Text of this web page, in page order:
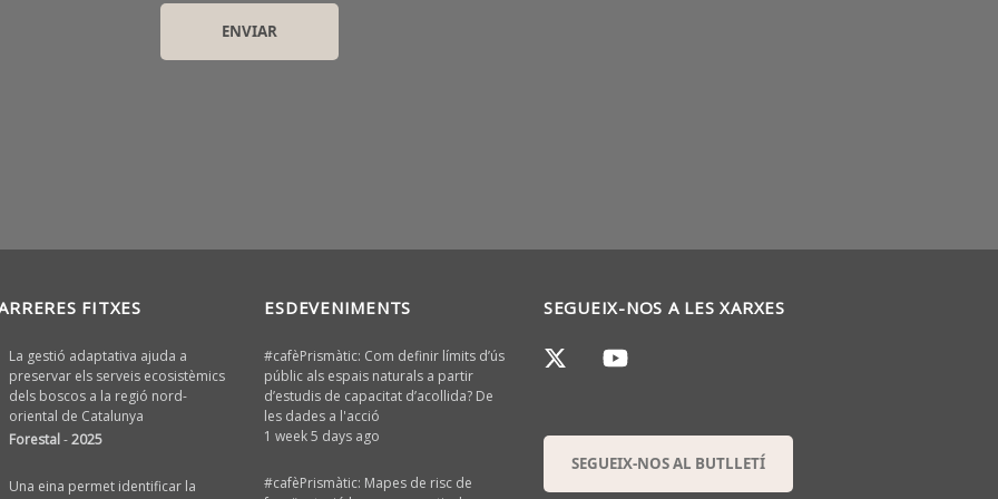
FITXES
La gestió adaptativa ajuda a
preservar els serveis ecosistèmics
dels boscos a la regió nord-
oriental de Catalunya
Forestal-2025
Una eina permet identificar la
ESDEVENIMENTS
#cafèPrismàtic: Com definir límits d’ús
públic als espais naturals a partir
d’estudis de capacitat d’acollida? De
les dades a l'acció
1 week 5 days ago
#cafèPrismàtic: Mapes de risc de
SEGUEIX-NOS A LES XARXES
SEGUEIX-NOS AL BUTLLETÍ